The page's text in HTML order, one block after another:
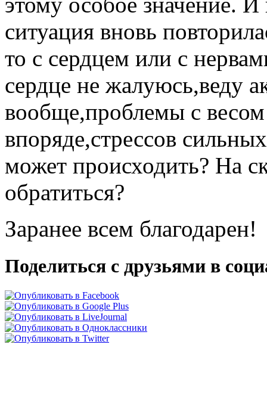
ситуация вновь
то с сердцем или с
сердце не жалуюсь,веду
вообще,проблемы с
впоряде,стрессов
может происходить? На
обратиться?
Заранее всем благодарен!
Поделиться с друзьями в